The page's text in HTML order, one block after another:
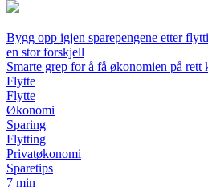
Bygg opp igjen sparepengene etter
en stor forskjell
Smarte grep for å få økonomien på
Flytte
Flytte
Økonomi
Sparing
Flytting
Privatøkonomi
Sparetips
7 min